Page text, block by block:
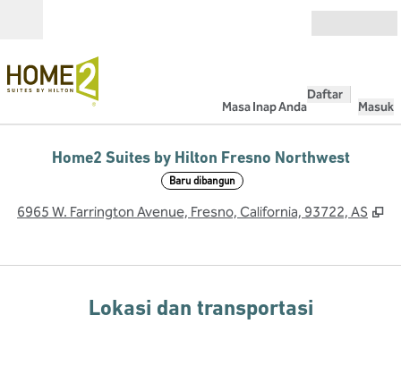
Masa Inap Anda
Daftar
Masuk
Home2 Suites by Hilton Fresno Northwest
Baru dibangun
6965 W. Farrington Avenue, Fresno, California, 93722, AS ,
Lokasi dan transportasi